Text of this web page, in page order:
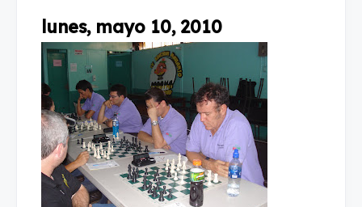
lunes, mayo 10, 2010